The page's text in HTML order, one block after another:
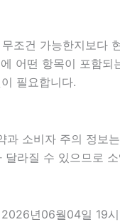
조건 가능한지보다
어떤 항목이 포함
필요합니다.
과 소비자 주의 정보는
라질 수 있으므로
년06월04일 19